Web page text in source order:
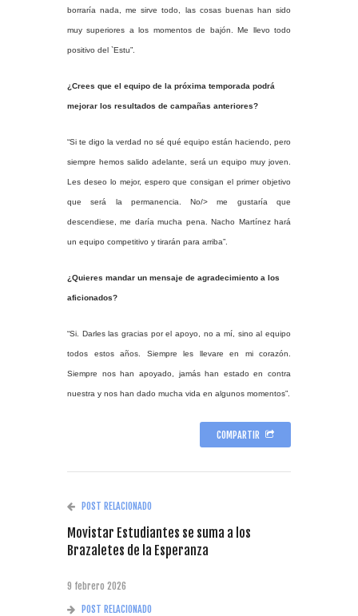
borraría nada, me sirve todo, las cosas buenas han sido
muy superiores a los momentos de bajón. Me llevo todo
positivo del `Estu”.
¿Crees que el equipo de la próxima temporada podrá
mejorar los resultados de campañas anteriores?
“Si te digo la verdad no sé qué equipo están haciendo, pero
siempre hemos salido adelante, será un equipo muy joven.
Les deseo lo mejor, espero que consigan el primer objetivo
que será la permanencia. No/> me gustaría que
descendiese, me daría mucha pena. Nacho Martínez hará
un equipo competitivo y tirarán para arriba”.
¿Quieres mandar un mensaje de agradecimiento a los
aficionados?
“Si. Darles las gracias por el apoyo, no a mí, sino al equipo
todos estos años. Siempre les llevare en mi corazón.
Siempre nos han apoyado, jamás han estado en contra
nuestra y nos han dado mucha vida en algunos momentos”.
COMPARTIR
POST RELACIONADO
Movistar Estudiantes se suma a los
Brazaletes de la Esperanza
9 febrero 2026
POST RELACIONADO